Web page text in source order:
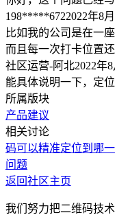
198*****6722022年8
比如我的公司是在一
而且每一次打卡位置
社区运营-阿北2022年8
能具体说明一下，定
所属版块
产品建议
相关讨论
码可以精准定位到哪
问题
返回社区主页
我们努力把二维码技